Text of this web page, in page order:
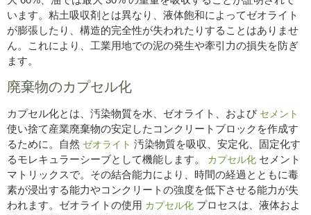
います。粘土吸収剤とは異なり、液体飽和によってゼオライト
が膨張したり、構造的完全性が失われたりすることはありませ
ん。これにより、工業用地での泥の発生や牽引力の損失を防ぎ
ます。
廃棄物のカプセル化
カプセル化とは、汚染物質を水、ゼオライト、および セメント
使い捨て産業廃棄物の安定したコンクリートブロックを作成す
るために。自然 ゼオライト 汚染物質を吸収、安定化、固定化す
るモレキュラーシーブとして機能します。 カプセル化 セメント
マトリックスで。その結合能力により、時間の経過とともに毒
素が浸出する能力やコンクリートの強度を低下させる能力が失
われます。ゼオライトの使用 カプセル化 プロセスは、液体およ